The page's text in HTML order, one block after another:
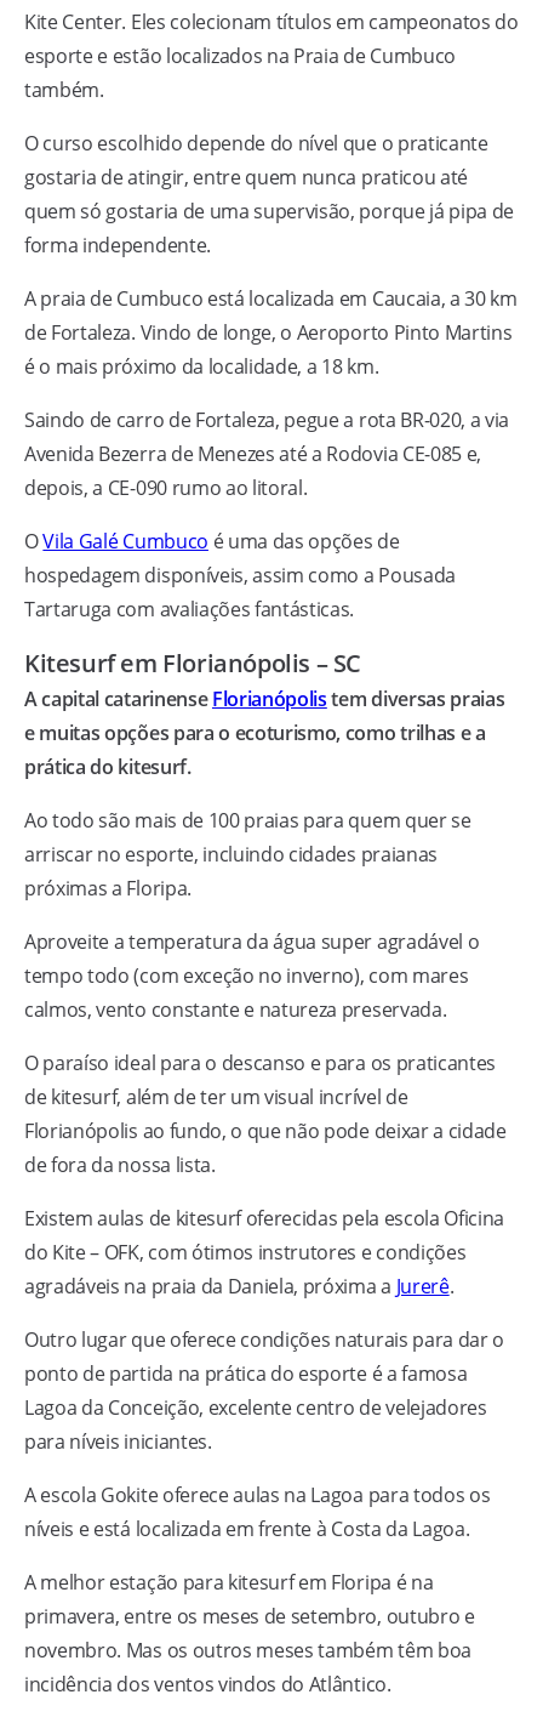
Kite Center. Eles colecionam títulos em campeonatos do
esporte e estão localizados na Praia de Cumbuco
também.
O curso escolhido depende do nível que o praticante
gostaria de atingir, entre quem nunca praticou até
quem só gostaria de uma supervisão, porque já pipa de
forma independente.
A praia de Cumbuco está localizada em Caucaia, a 30 km
de Fortaleza. Vindo de longe, o Aeroporto Pinto Martins
é o mais próximo da localidade, a 18 km.
Saindo de carro de Fortaleza, pegue a rota BR-020, a via
Avenida Bezerra de Menezes até a Rodovia CE-085 e,
depois, a CE-090 rumo ao litoral.
OVila Galé Cumbuco é uma das opções de
hospedagem disponíveis, assim como a Pousada
Tartaruga com avaliações fantásticas.
Kitesurf em Florianópolis – SC
A capital catarinenseFlorianópolistem diversas praias
e muitas opções para o ecoturismo, como trilhas e a
prática do kitesurf.
Ao todo são mais de 100 praias para quem quer se
arriscar no esporte, incluindo cidades praianas
próximas a Floripa.
Aproveite a temperatura da água super agradável o
tempo todo (com exceção no inverno), com mares
calmos, vento constante e natureza preservada.
O paraíso ideal para o descanso e para os praticantes
de kitesurf, além de ter um visual incrível de
Florianópolis ao fundo, o que não pode deixar a cidade
de fora da nossa lista.
Existem aulas de kitesurf oferecidas pela escola Oficina
do Kite – OFK, com ótimos instrutores e condições
agradáveis na praia da Daniela, próxima a Jurerê.
Outro lugar que oferece condições naturais para dar o
ponto de partida na prática do esporte é a famosa
Lagoa da Conceição, excelente centro de velejadores
para níveis iniciantes.
A escola Gokite oferece aulas na Lagoa para todos os
níveis e está localizada em frente à Costa da Lagoa.
A melhor estação para kitesurf em Floripa é na
primavera, entre os meses de setembro, outubro e
novembro. Mas os outros meses também têm boa
incidência dos ventos vindos do Atlântico.